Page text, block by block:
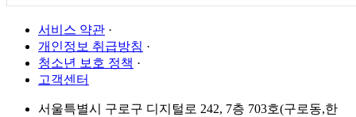
서비스 약관 ·
개인정보 취급방침 ·
청소년 보호 정책 ·
고객센터
서울특별시 구로구 디지털로 242, 7층 703호(구로동,한